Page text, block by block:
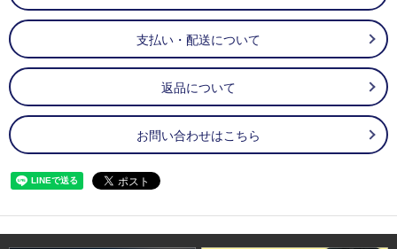
支払い・配送について
返品について
お問い合わせはこちら